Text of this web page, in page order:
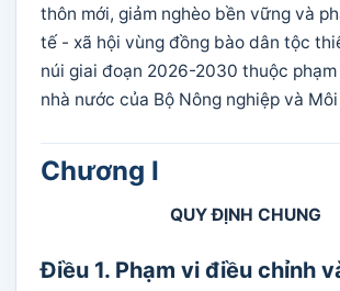
thôn mới, giảm nghèo bền vững và
tế - xã hội vùng đồng bào dân tộc
núi giai đoạn 2026-2030 thuộc
nhà nước của Bộ Nông nghiệp và
Chương I
QUY ĐỊNH CHUNG
Điều 1. Phạm vi điều chỉnh